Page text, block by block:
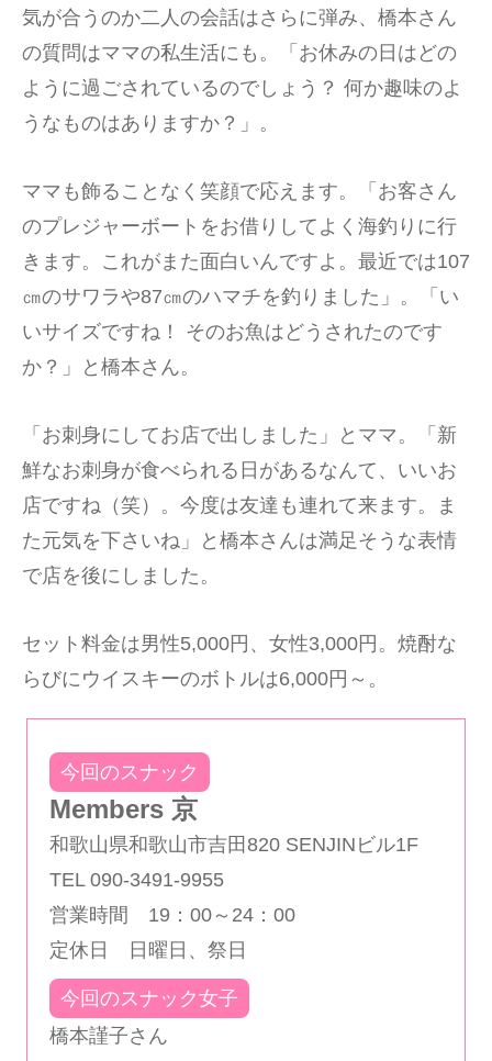
気が合うのか二人の会話はさらに弾み、橋本さん
の質問はママの私生活にも。「お休みの日はどの
ように過ごされているのでしょう？ 何か趣味のよ
うなものはありますか？」。
ママも飾ることなく笑顔で応えます。「お客さん
のプレジャーボートをお借りしてよく海釣りに行
きます。これがまた面白いんですよ。最近では107
㎝のサワラや87㎝のハマチを釣りました」。「い
いサイズですね！ そのお魚はどうされたのです
か？」と橋本さん。
「お刺身にしてお店で出しました」とママ。「新
鮮なお刺身が食べられる日があるなんて、いいお
店ですね（笑）。今度は友達も連れて来ます。ま
た元気を下さいね」と橋本さんは満足そうな表情
で店を後にしました。
セット料金は男性5,000円、女性3,000円。焼酎な
らびにウイスキーのボトルは6,000円～。
今回のスナック
Members 京
和歌山県和歌山市吉田820 SENJINビル1F
TEL 090-3491-9955
営業時間 19：00～24：00
定休日 日曜日、祭日
今回のスナック女子
橋本謹子さん